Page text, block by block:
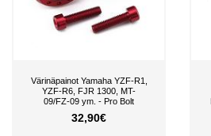
Värinäpainot Yamaha YZF-R1,
YZF-R6, FJR 1300, MT-
09/FZ-09 ym. - Pro Bolt
32,90€